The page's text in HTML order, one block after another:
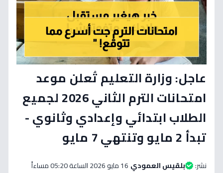
عاجل: وزارة التعليم تُعلن موعد
امتحانات الترم الثاني 2026 لجميع
الطلاب ابتدائي وإعدادي وثانوي -
تبدأ 2 مايو وتنتهي 7 مايو
نشر: بلقيس العمودي 16 مايو 2026 الساعة 05:20 مساءاً